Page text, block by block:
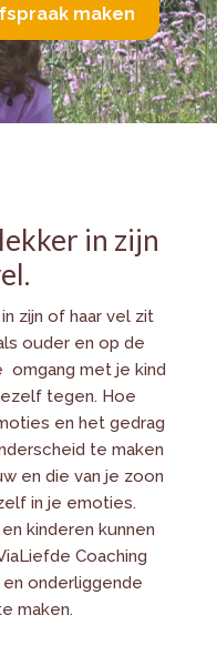
maken
in zijn
zijn of haar vel zit
ouder en op de
omgang met je kind
tegen. Hoe
en het gedrag
te maken
en die van je zoon
in je emoties.
kinderen kunnen
Coaching
onderliggende
maken.